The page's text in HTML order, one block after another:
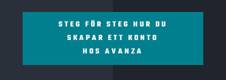
STEG FÖR STEG HUR DU
SKAPAR ETT KONTO
HOS AVANZA